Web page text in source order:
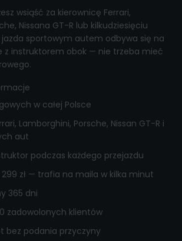
wsiąść za kierownicę Ferrari,
GT-R lub kilkudziesięciu
jazda sportowym autem odbywa się na
w całej Polsce
Lamborghini, Porsche, Nissan GT-R i
aut
podczas każdego przejazdu
zł — trafia na maila w kilka minut
365 dni
zadowolonych klientów
bez podania przyczyny